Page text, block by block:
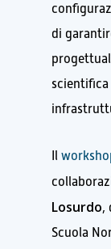
di
scientifica
Il
Losurdo,
Scuola